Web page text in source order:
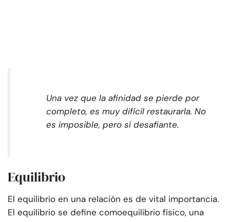
Una vez que la afinidad se pierde por
completo, es muy difícil restaurarla. No
es imposible, pero sí desafiante.
Equilibrio
El equilibrio en una relación es de vital importancia.
El equilibrio se define comoequilibrio físico, una